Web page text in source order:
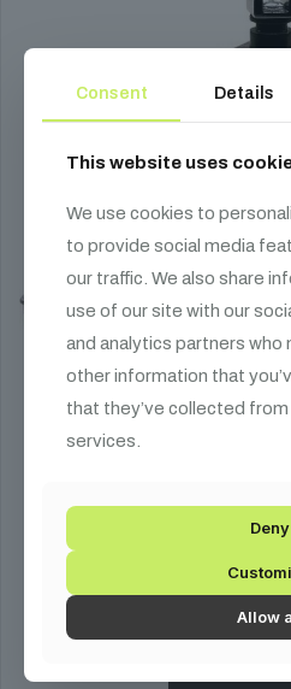
45 690
Projektor rögzítő állvány
Kialakításának köszönhetően
forgatható és
Consent Details
This website uses
We use cookies to
to provide social media
our traffic. We also share
use of our site with our
and analytics partners who
other information that
that they’ve collected
services.
Deny
Allow